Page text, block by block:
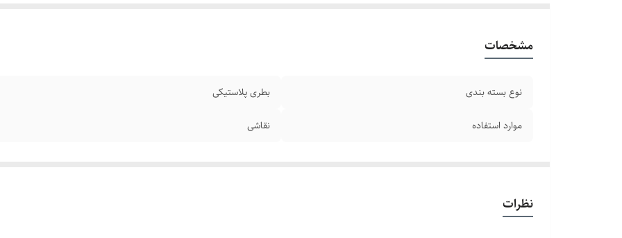
مشخصات
نوع بسته بندی بطری پلاستیکی
موارد استفاده نقاشی
نظرات